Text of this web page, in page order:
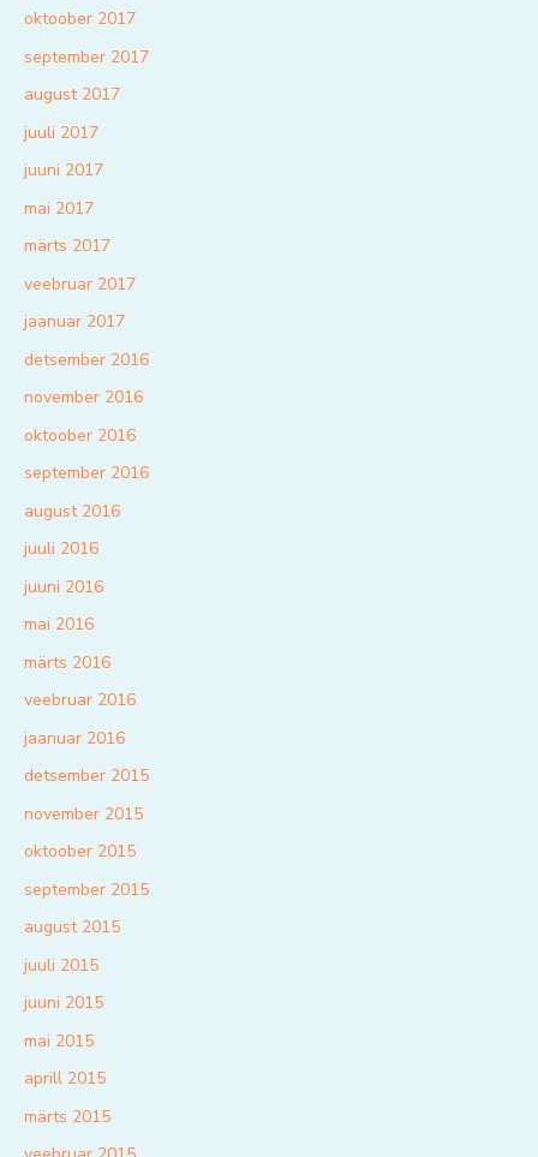
oktoober 2017
september 2017
august 2017
juuli 2017
juuni 2017
mai 2017
märts 2017
veebruar 2017
jaanuar 2017
detsember 2016
november 2016
oktoober 2016
september 2016
august 2016
juuli 2016
juuni 2016
mai 2016
märts 2016
veebruar 2016
jaanuar 2016
detsember 2015
november 2015
oktoober 2015
september 2015
august 2015
juuli 2015
juuni 2015
mai 2015
aprill 2015
märts 2015